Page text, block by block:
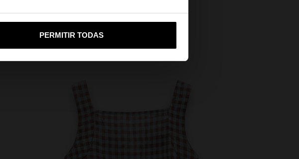
PERMITIR TODAS
Rica Sí, llévame a United States